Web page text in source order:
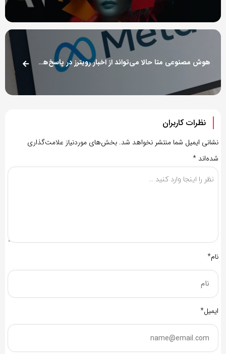
هوش مصنوعی متا حالا می‌تواند از اخبار رویترز در پاسخ‌های خود استفاده کند
نظرات کاربران
نشانی ایمیل شما منتشر نخواهد شد. بخش‌های موردنیاز علامت‌گذاری
شده‌اند *
نام*
ایمیل*